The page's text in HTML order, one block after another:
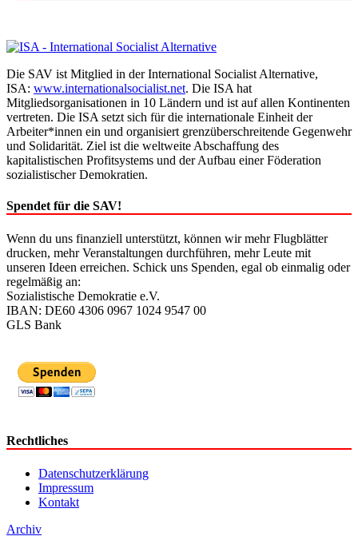
Die SAV ist Mitglied in der International Socialist Alternative,
ISA: www.internationalsocialist.net. Die ISA hat
Mitgliedsorganisationen in 10 Ländern und ist auf allen Kontinenten
vertreten. Die ISA setzt sich für die internationale Einheit der
Arbeiter*innen ein und organisiert grenzüberschreitende Gegenwehr
und Solidarität. Ziel ist die weltweite Abschaffung des
kapitalistischen Profitsystems und der Aufbau einer Föderation
sozialistischer Demokratien.
Spendet für die SAV!
Wenn du uns finanziell unterstützt, können wir mehr Flugblätter
drucken, mehr Veranstaltungen durchführen, mehr Leute mit
unseren Ideen erreichen. Schick uns Spenden, egal ob einmalig oder
regelmäßig an:
Sozialistische Demokratie e.V.
IBAN: DE60 4306 0967 1024 9547 00
GLS Bank
Rechtliches
Datenschutzerklärung
Impressum
Kontakt
Archiv